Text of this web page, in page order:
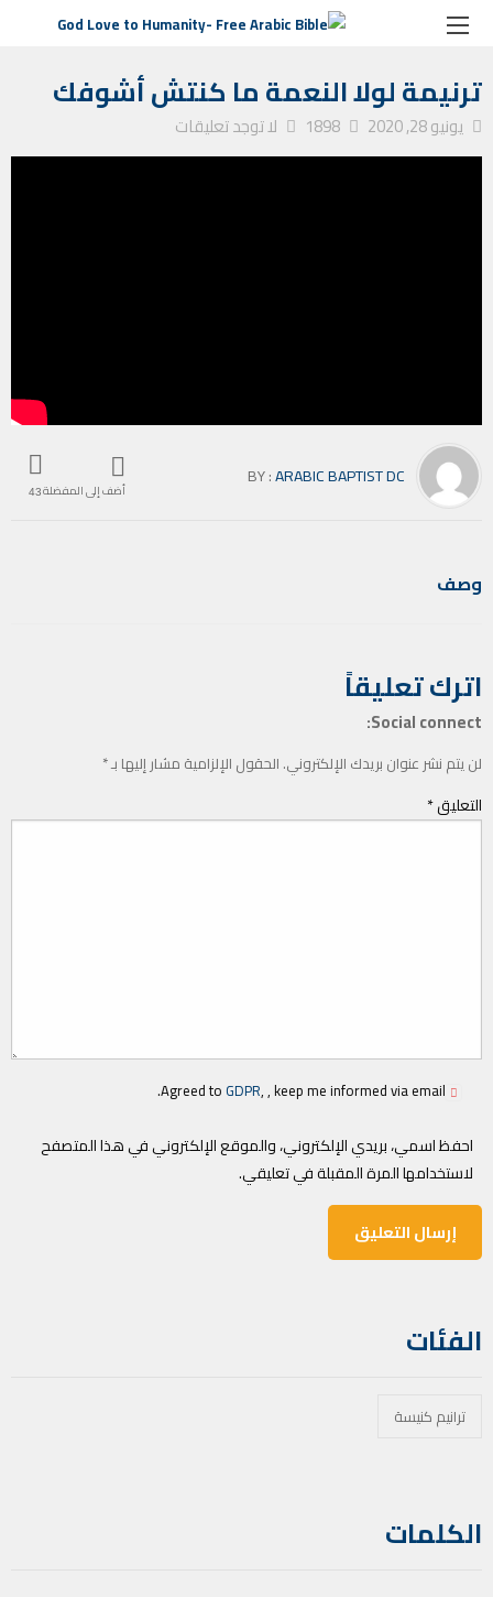
الصفحة الرئيسية ترانيم كنيسة ترنيمة لولا النعمة ما كنتش أشوفك
ترنيمة لولا النعمة ما كنتش أشوفك
يونيو 28, 2020 1898 لا توجد تعليقات
أضف إلى المفضلة43
BY :ARABIC BAPTIST DC
وصف
اترك تعليقاً
Social connect:
لن يتم نشر عنوان بريدك الإلكتروني. الحقول الإلزامية مشار إليها بـ*
التعليق*
Agreed toGDPR, , keep me informed via email.
احفظ اسمي، بريدي الإلكتروني، والموقع الإلكتروني في هذا المتصفح
لاستخدامها المرة المقبلة في تعليقي.
الفئات
ترانيم كنيسة
الكلمات